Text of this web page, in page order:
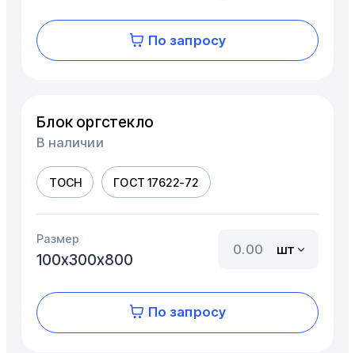
По запросу
Блок оргстекло
В наличии
ТОСН ГОСТ 17622-72
Размер
100х300х800
шт
По запросу